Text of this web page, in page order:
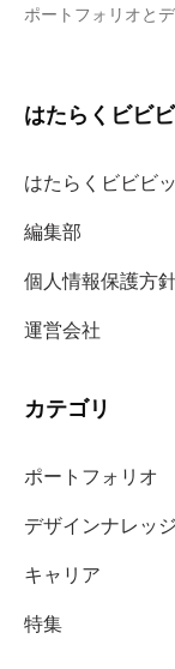
ポートフォリオと
はたらくビビ
はたらくビビビ
編集部
個人情報保護方
運営会社
カテゴリ
ポートフォリオ
デザインナレッジ
キャリア
特集